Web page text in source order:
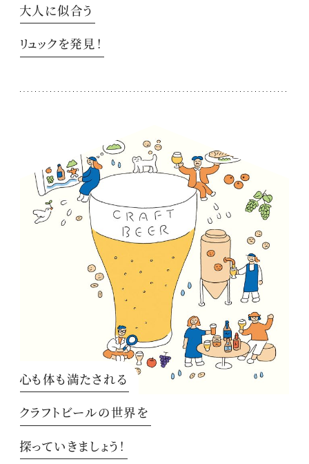
大人に似合う
リュックを発見！
心も体も満たされる
クラフトビールの世界を
探っていきましょう！